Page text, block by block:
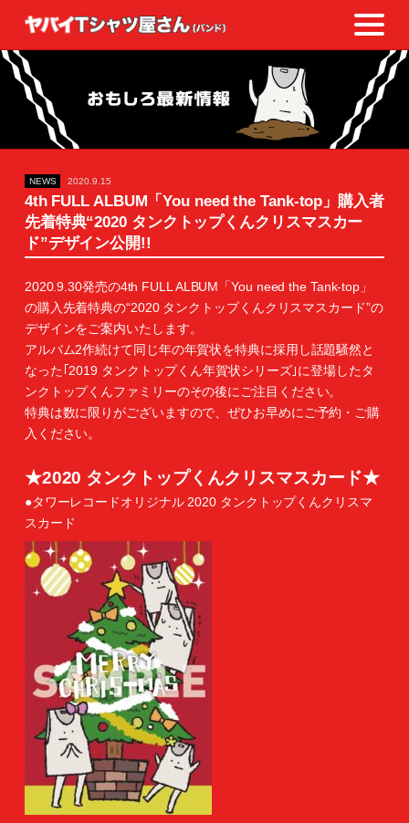
NEWS 2020.9.15
4th FULL ALBUM「You need the Tank-top」購入者
先着特典“2020 タンクトップくんクリスマスカー
ド”デザイン公開!!
2020.9.30発売の4th FULL ALBUM「You need the Tank-top」
の購入先着特典の“2020 タンクトップくんクリスマスカード”の
デザインをご案内いたします。
アルバム2作続けて同じ年の年賀状を特典に採用し話題騒然と
なった｢2019 タンクトップくん年賀状シリーズ｣に登場したタ
ンクトップくんファミリーのその後にご注目ください。
特典は数に限りがございますので、ぜひお早めにご予約・ご購
入ください。
★2020 タンクトップくんクリスマスカード★
●タワーレコードオリジナル 2020 タンクトップくんクリスマ
スカード